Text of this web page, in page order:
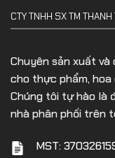
CTY TNHH SX TM THANH
Chuyên sản xuất
cho thực phẩm, hoa
Chúng tôi tự hào là
nhà phân phối trên
MST: